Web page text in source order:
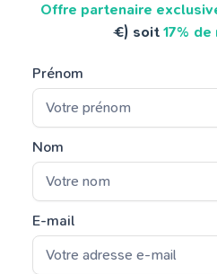
Offre partenaire
€) soit 17%
Prénom
Nom
E-mail